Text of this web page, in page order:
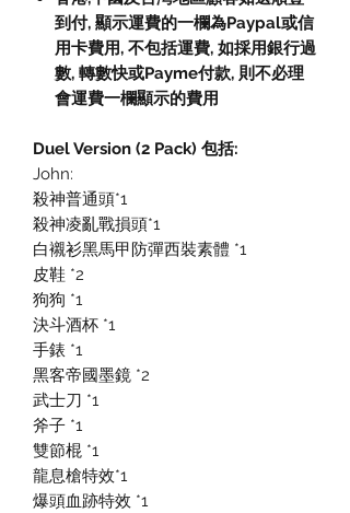
到付, 顯示運費的一欄為Paypal或信
用卡費用, 不包括運費, 如採用銀行過
數, 轉數快或Payme付款, 則不必理
會運費一欄顯示的費用
Duel Version (2 Pack) 包括:
John:
殺神普通頭*1
殺神凌亂戰損頭*1
白襯衫黑馬甲防彈西裝素體 *1
皮鞋 *2
狗狗 *1
決斗酒杯 *1
手錶 *1
黑客帝國墨鏡 *2
武士刀 *1
斧子 *1
雙節棍 *1
龍息槍特效*1
爆頭血跡特效 *1